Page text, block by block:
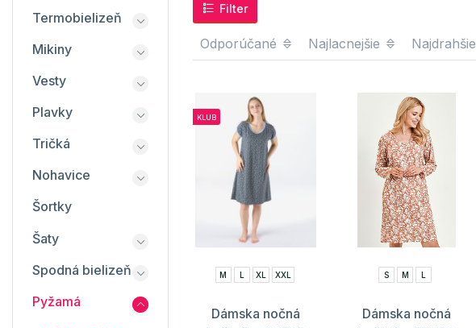
Filter
Odporúčané Najlacnejšie Najdrahšie
KLUB
M L XL XXL
Dámska nočná
S M L
Dámska nočná
Termobielizeň
Mikiny
Vesty
Plavky
Tričká
Nohavice
Šortky
Šaty
Spodná bielizeň
Pyžamá